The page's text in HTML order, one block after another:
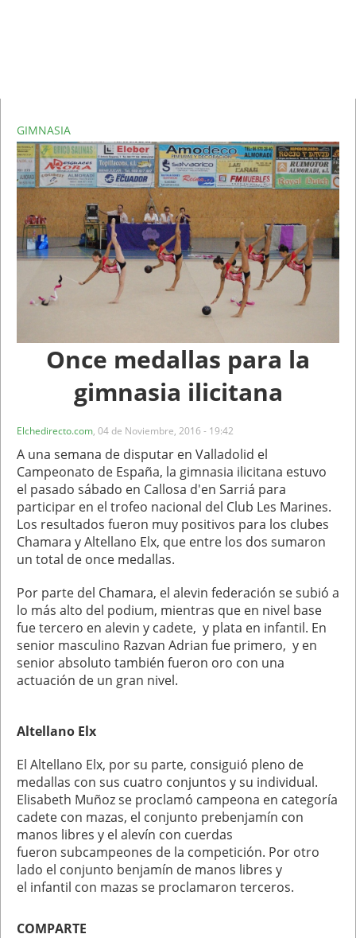
GIMNASIA
Once medallas para la
gimnasia ilicitana
Elchedirecto.com, 04 de Noviembre, 2016 - 19:42
A una semana de disputar en Valladolid el
Campeonato de España, la gimnasia ilicitana estuvo
el pasado sábado en Callosa d'en Sarriá para
participar en el trofeo nacional del Club Les Marines.
Los resultados fueron muy positivos para los clubes
Chamara y Altellano Elx, que entre los dos sumaron
un total de once medallas.
Por parte del Chamara, el alevin federación se subió a
lo más alto del podium, mientras que en nivel base
fue tercero en alevin y cadete, y plata en infantil. En
senior masculino Razvan Adrian fue primero, y en
senior absoluto también fueron oro con una
actuación de un gran nivel.
Altellano Elx
El Altellano Elx, por su parte, consiguió pleno de
medallas con sus cuatro conjuntos y su individual.
Elisabeth Muñoz se proclamó campeona en categoría
cadete con mazas, el conjunto prebenjamín con
manos libres y el alevín con cuerdas
fueron subcampeones de la competición. Por otro
lado el conjunto benjamín de manos libres y
el infantil con mazas se proclamaron terceros.
COMPARTE